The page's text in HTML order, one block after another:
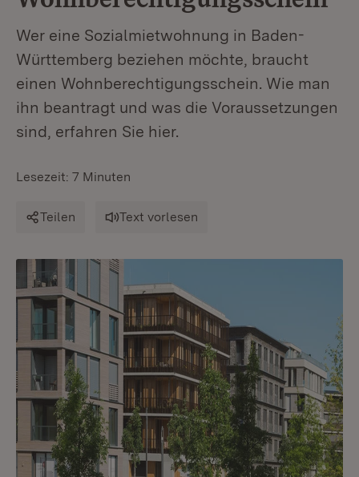
Wer eine Sozialmietwohnung in Baden-
Württemberg beziehen möchte, braucht
einen Wohnberechtigungsschein. Wie man
ihn beantragt und was die Voraussetzungen
sind, erfahren Sie hier.
Lesezeit: 7 Minuten
Teilen Text vorlesen